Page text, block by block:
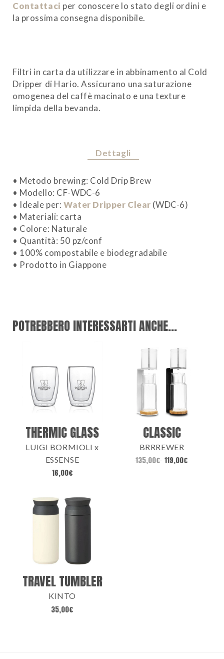
Contattaci per conoscere lo stato degli ordini e
la prossima consegna disponibile.
Filtri in carta da utilizzare in abbinamento al Cold
Dripper di Hario. Assicurano una saturazione
omogenea del caffè macinato e una texture
limpida della bevanda.
Dettagli
• Metodo brewing: Cold Drip Brew
• Modello: CF-WDC-6
• Ideale per: Water Dripper Clear (WDC-6)
• Materiali: carta
• Colore: Naturale
• Quantità: 50 pz/conf
• 100% compostabile e biodegradabile
• Prodotto in Giappone
POTREBBERO INTERESSARTI ANCHE...
THERMIC GLASS
LUIGI BORMIOLI x
ESSENSE
16,00€
CLASSIC
BRRREWER
135,00€ 119,00€
TRAVEL TUMBLER
KINTO
35,00€